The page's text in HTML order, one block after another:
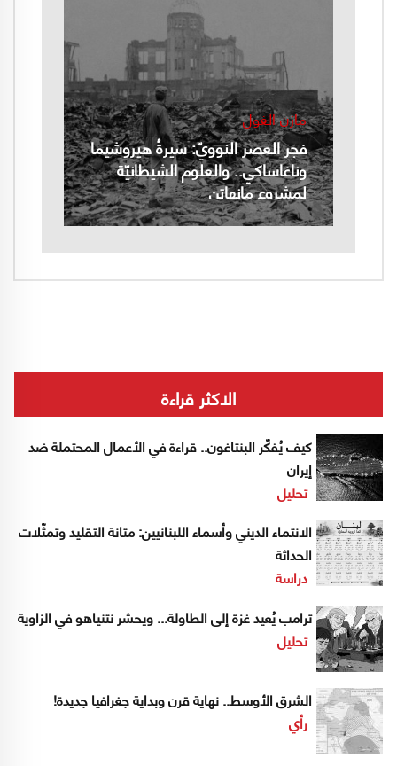
مازن الغول
فجر العصر النوويّ: سيرةُ هيروشيما
وناغاساكي.. والعلوم الشيطانيّة
لمشروع مانهاتن
الاكثر قراءة
كيف يُفكّر البنتاغون.. قراءة في الأعمال المحتملة ضد
إيران
تحليل
الانتماء الديني وأسماء اللبنانيين: متانة التقليد وتمثّلات
الحداثة
دراسة
ترامب يُعيد غزة إلى الطاولة... ويحشر نتنياهو في الزاوية
تحليل
الشرق الأوسط.. نهاية قرن وبداية جغرافيا جديدة!
رأي